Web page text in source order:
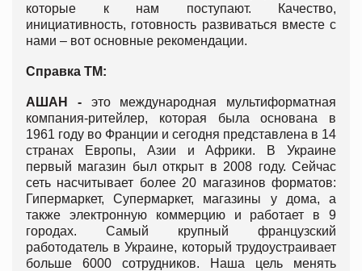
которые к нам поступают. Качество,
инициативность, готовность развиваться вместе с
нами – вот основные рекомендации.
Справка ТМ:
АШАН -это международная мультиформатная
компания-ритейлер, которая была основана в
1961 году во Франции и сегодня представлена в 14
странах Европы, Азии и Африки. В Украине
первый магазин был открыт в 2008 году. Сейчас
сеть насчитывает более 20 магазинов форматов:
Гипермаркет, Супермаркет, магазины у дома, а
также электронную коммерцию и работает в 9
городах. Самый крупный французский
работодатель в Украине, который трудоустраивает
больше 6000 сотрудников. Наша цель менять